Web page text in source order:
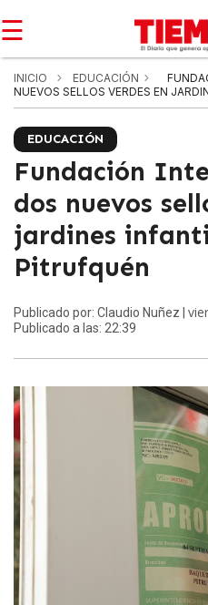
☰
INICIO EDUCACIÓN
NUEVOS SELLOS VERDES EN
EDUCACIÓN
Fundación
dos nuevos
jardines
Pitrufquén
Publicado por: Claudio Nuñez |
Publicado a las: 22:39